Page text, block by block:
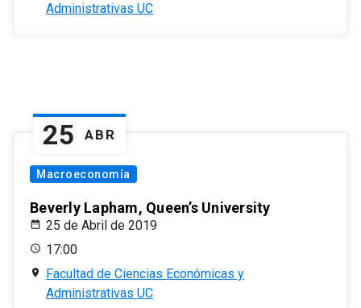
Administrativas UC
25 ABR
Macroeconomía
Beverly Lapham, Queen’s University
25 de Abril de 2019
17:00
Facultad de Ciencias Económicas y
Administrativas UC